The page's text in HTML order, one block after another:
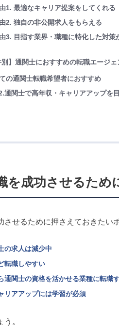
1. 最適なキャリア提案をしてくれる
2. 独自の非公開求人をもらえる
3. 目指す業界・職種に特化した対策
】通関士におすすめの転職エージェ
の通関士転職希望者におすすめ
通関士で高年収・キャリアアップを
を成功させるため
させるために押さえておきたい
の求人は減少中
転職しやすい
通関士の資格を活かせる業種に転職
リアアップには学習が必須
。